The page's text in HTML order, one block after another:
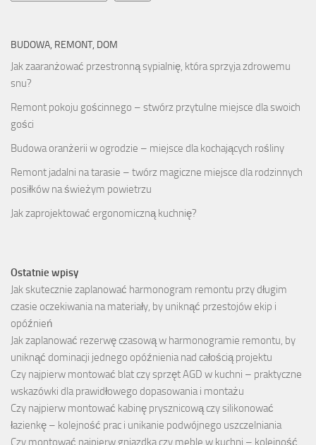
BUDOWA, REMONT, DOM
Jak zaaranżować przestronną sypialnię, która sprzyja zdrowemu
snu?
Remont pokoju gościnnego – stwórz przytulne miejsce dla swoich
gości
Budowa oranżerii w ogrodzie – miejsce dla kochających rośliny
Remont jadalni na tarasie – twórz magiczne miejsce dla rodzinnych
posiłków na świeżym powietrzu
Jak zaprojektować ergonomiczną kuchnię?
Ostatnie wpisy
Jak skutecznie zaplanować harmonogram remontu przy długim
czasie oczekiwania na materiały, by uniknąć przestojów ekip i
opóźnień
Jak zaplanować rezerwę czasową w harmonogramie remontu, by
uniknąć dominacji jednego opóźnienia nad całością projektu
Czy najpierw montować blat czy sprzęt AGD w kuchni – praktyczne
wskazówki dla prawidłowego dopasowania i montażu
Czy najpierw montować kabinę prysznicową czy silikonować
łazienkę – kolejność prac i unikanie podwójnego uszczelniania
Czy montować najpierw gniazdka czy meble w kuchni – kolejność